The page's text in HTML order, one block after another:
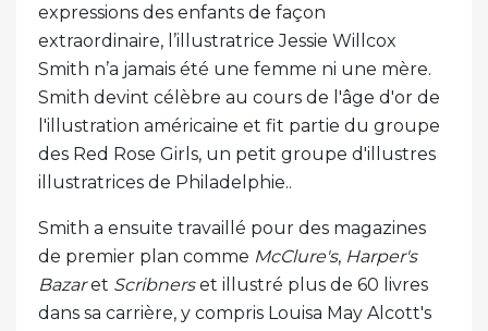
expressions des enfants de façon
extraordinaire, l’illustratrice Jessie Willcox
Smith n’a jamais été une femme ni une mère.
Smith devint célèbre au cours de l'âge d'or de
l'illustration américaine et fit partie du groupe
des Red Rose Girls, un petit groupe d'illustres
illustratrices de Philadelphie..
Smith a ensuite travaillé pour des magazines
de premier plan comme McClure's, Harper's
Bazaret Scribnerset illustré plus de 60 livres
dans sa carrière, y compris Louisa May Alcott's